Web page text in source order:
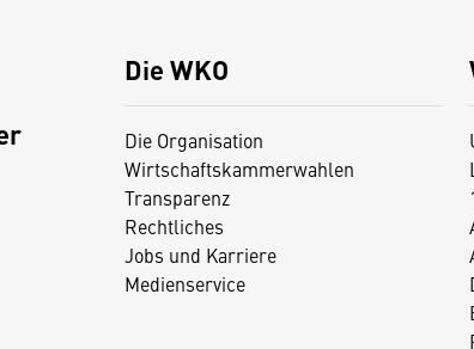
Die WKO
Die Organisation
Wirtschaftskammerwahlen
Transparenz
Rechtliches
Jobs und Karriere
Medienservice